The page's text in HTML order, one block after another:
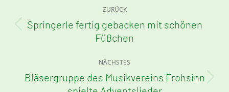
ZURÜCK
Vorheriger
Beitrag:
Springerle fertig gebacken mit schönen
Füßchen
NÄCHSTES
Nächster
Bläsergruppe des Musikvereins Frohsinn